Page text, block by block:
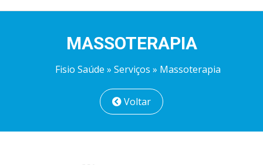
MASSOTERAPIA
Fisio Saúde » Serviços » Massoterapia
Voltar